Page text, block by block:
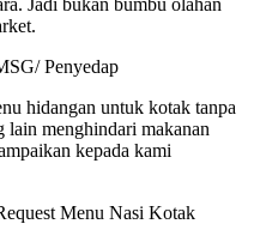
Penyedap
hidangan untuk kotak tanpa
lain menghindari makanan
kepada kami
Menu Nasi Kotak